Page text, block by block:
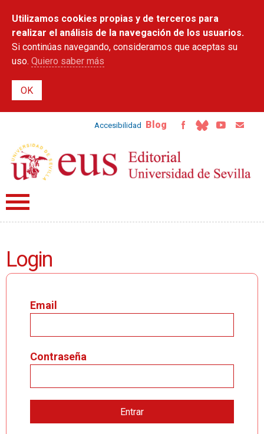
contenido
principal
Utilizamos cookies propias y de terceros para
realizar el análisis de la navegación de los usuarios.
Si continúas navegando, consideramos que aceptas su
uso. Quiero saber más
Accesibilidad Blog
Login
Email
Contraseña